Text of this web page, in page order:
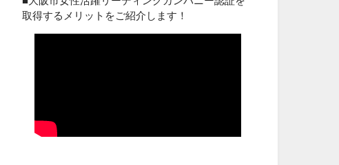
取得するメリットをご紹介します！